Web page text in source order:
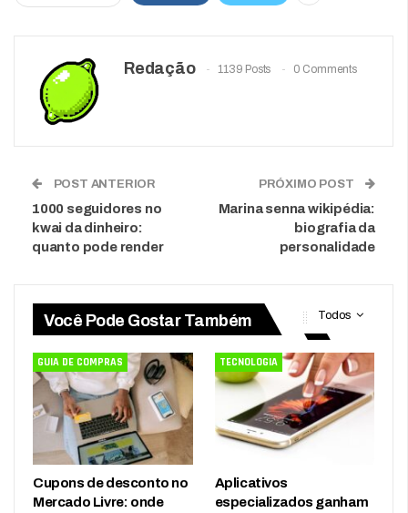
Redação 1139 Posts 0 Comments
POST ANTERIOR
1000 seguidores no
kwai da dinheiro:
quanto pode render
PRÓXIMO POST
Marina senna wikipédia:
biografia da
personalidade
Todos
Você Pode Gostar Também
GUIA DE COMPRAS
Cupons de desconto no
Mercado Livre: onde
TECNOLOGIA
Aplicativos
especializados ganham